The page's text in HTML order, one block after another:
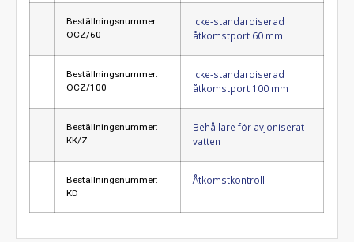
Beställningsnummer:
OCZ/60
Icke-standardiserad
åtkomstport 60 mm
Beställningsnummer:
OCZ/100
Icke-standardiserad
åtkomstport 100 mm
Beställningsnummer:
KK/Z
Behållare för avjoniserat
vatten
Beställningsnummer:
KD
Åtkomstkontroll